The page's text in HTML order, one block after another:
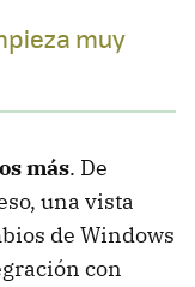
muy
más. De
una vista
de Windows
con